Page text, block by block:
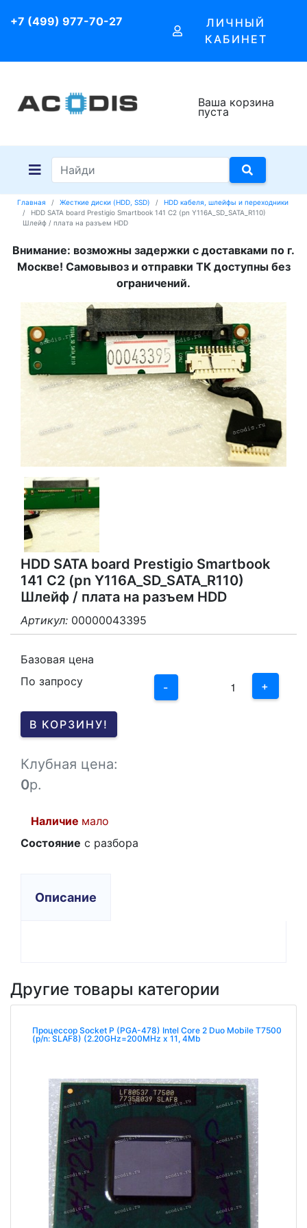
+7 (499) 977-70-27
ЛИЧНЫЙ
КАБИНЕТ
Ваша корзина
пуста
Главная Жесткие диски (HDD, SSD)
HDD кабеля, шлейфы и переходники
HDD SATA board Prestigio Smartbook 141 C2 (pn Y116A_SD_SATA_R110)
Шлейф / плата на разъем HDD
Внимание: возможны задержки с доставками по г.
Москве! Самовывоз и отправки ТК доступны без
ограничений.
HDD SATA board Prestigio Smartbook
141 C2 (pn Y116A_SD_SATA_R110)
Шлейф / плата на разъем HDD
Артикул: 00000043395
Базовая цена
По запросу
-
3
1
+
В КОРЗИНУ!
Клубная цена:
0р.
Наличие мало
Состояние c разбора
Описание
Другие товары категории
Процессор Socket P (PGA-478) Intel Core 2 Duo Mobile T7500
(p/n: SLAF8) (2.20GHz=200MHz x 11, 4Mb